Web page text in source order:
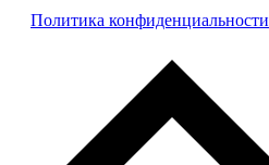
Политика конфиденциальности